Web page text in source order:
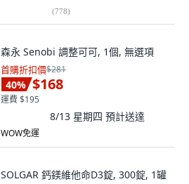
(778)
森永 Senobi 調整可可, 1個, 無選項
首購折扣價$281
40% $168
運費 $195
8/13 星期四 預計送達
WOW免運
SOLGAR 鈣鎂維他命D3錠, 300錠, 1罐